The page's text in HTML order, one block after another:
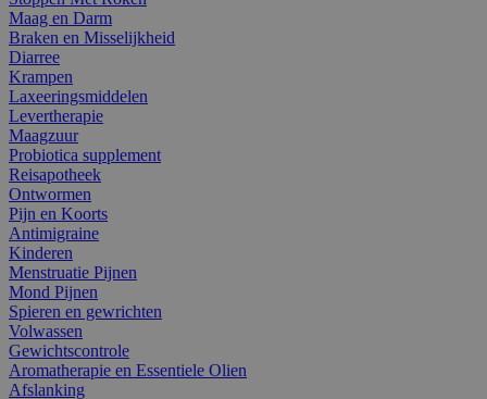
Maag en Darm
Braken en Misselijkheid
Diarree
Krampen
Laxeeringsmiddelen
Levertherapie
Maagzuur
Probiotica supplement
Reisapotheek
Ontwormen
Pijn en Koorts
Antimigraine
Kinderen
Menstruatie Pijnen
Mond Pijnen
Spieren en gewrichten
Volwassen
Gewichtscontrole
Aromatherapie en Essentiele Olien
Afslanking